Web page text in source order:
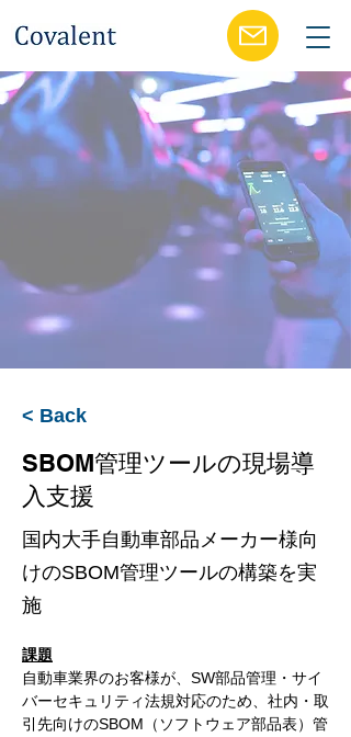
< Back
SBOM管理ツールの現場導
入支援
国内大手自動車部品メーカー様向
けのSBOM管理ツールの構築を実
施
課題
自動車業界のお客様が、SW部品管理・サイ
バーセキュリティ法規対応のため、社内・取
引先向けのSBOM（ソフトウェア部品表）管